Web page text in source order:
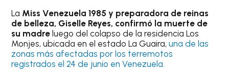
La Miss Venezuela 1985 y preparadora de reinas
de belleza, Giselle Reyes, confirmó la muerte de
su madreluego del colapso de la residencia Los
Monjes, ubicada en el estado La Guaira,una de las
zonas más afectadas por los terremotos
registrados el 24 de junio en Venezuela.